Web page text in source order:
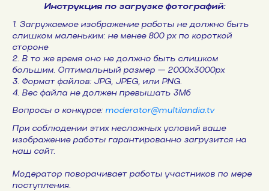
Инструкция по загрузке фотографий:
1. Загружаемое изображение работы не должно быть
слишком маленьким: не менее 800 px по короткой
стороне
2. В то же время оно не должно быть слишком
большим. Оптимальный размер — 2000х3000px
3. Формат файлов: JPG, JPEG, или PNG.
4. Вес файла не должен превышать 3Мб
Вопросы о конкурсе: moderator@multilandia.tv
При соблюдении этих несложных условий ваше
изображение работы гарантированно загрузится на
наш сайт.
Модератор поворачивает работы участников по мере
поступления.